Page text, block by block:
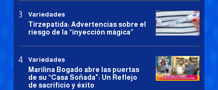
Variedades
Tirzepatida: Advertencias sobre el
riesgo de la “inyección mágica”
Variedades
Marilina Bogado abre las puertas
de su “Casa Soñada": Un Reflejo
de sacrificio y éxito